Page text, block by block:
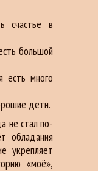
счастье в
большой
много
дети.
не стал по-
обладания
укрепляет
«моё»,